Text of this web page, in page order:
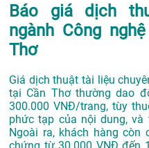
Báo giá dịch
ngành Công
Thơ
Giá dịch thuật tài liệu
tại Cần Thơ thường dao
300.000 VNĐ/trang, tùy
phức tạp của nội dung,
Ngoài ra, khách hàng còn